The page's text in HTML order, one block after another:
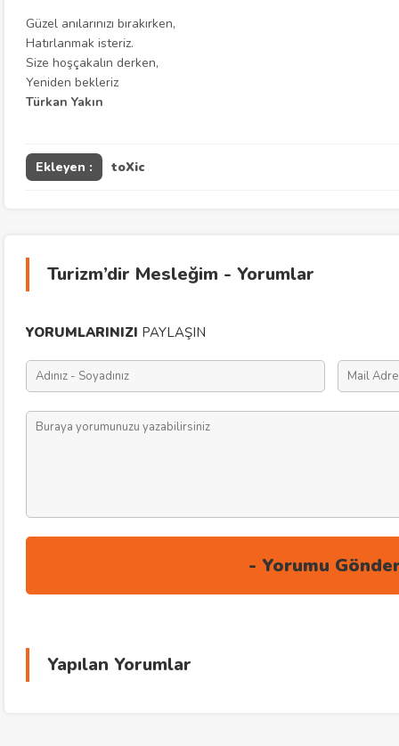
Güzel anılarınızı bırakırken,
Hatırlanmak isteriz.
Size hoşçakalın derken,
Yeniden bekleriz
Türkan Yakın
Ekleyen : toXic
Turizm’dir Mesleğim - Yorumlar
YORUMLARINIZI PAYLAŞIN
Yapılan Yorumlar